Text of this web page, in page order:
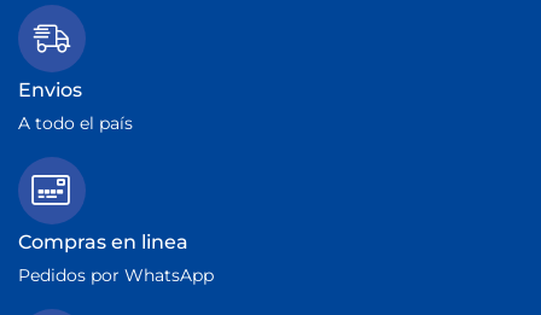
Envios
A todo el país
Compras en linea
Pedidos por WhatsApp